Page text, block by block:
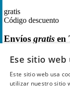
gratis
Código descuento
Envíos gratis en
Ese sitio
Este sitio web usa
utilizar nuestro sitio